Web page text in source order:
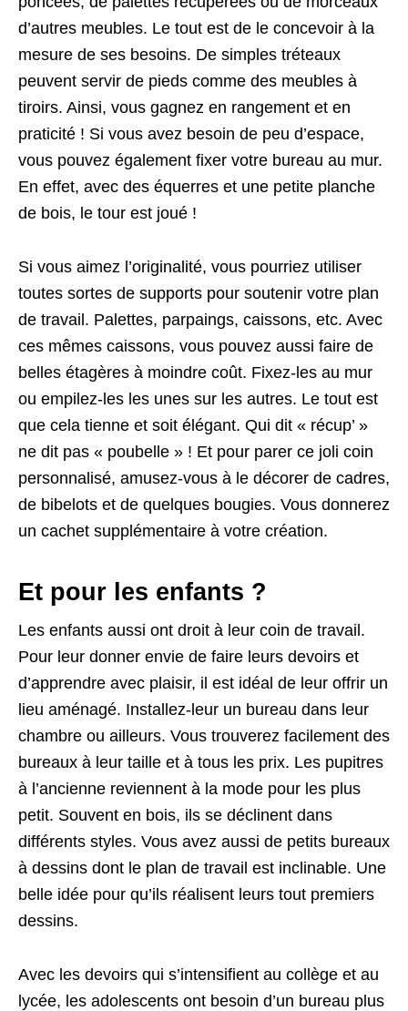
d’autres meubles. Le tout est de le concevoir à la
mesure de ses besoins. De simples tréteaux
peuvent servir de pieds comme des meubles à
tiroirs. Ainsi, vous gagnez en rangement et en
praticité ! Si vous avez besoin de peu d’espace,
vous pouvez également fixer votre bureau au mur.
En effet, avec des équerres et une petite planche
de bois, le tour est joué !
Si vous aimez l’originalité, vous pourriez utiliser
toutes sortes de supports pour soutenir votre plan
de travail. Palettes, parpaings, caissons, etc. Avec
ces mêmes caissons, vous pouvez aussi faire de
belles étagères à moindre coût. Fixez-les au mur
ou empilez-les les unes sur les autres. Le tout est
que cela tienne et soit élégant. Qui dit « récup’ »
ne dit pas « poubelle » ! Et pour parer ce joli coin
personnalisé, amusez-vous à le décorer de cadres,
de bibelots et de quelques bougies. Vous donnerez
un cachet supplémentaire à votre création.
Et pour les enfants ?
Les enfants aussi ont droit à leur coin de travail.
Pour leur donner envie de faire leurs devoirs et
d’apprendre avec plaisir, il est idéal de leur offrir un
lieu aménagé. Installez-leur un bureau dans leur
chambre ou ailleurs. Vous trouverez facilement des
bureaux à leur taille et à tous les prix. Les pupitres
à l’ancienne reviennent à la mode pour les plus
petit. Souvent en bois, ils se déclinent dans
différents styles. Vous avez aussi de petits bureaux
à dessins dont le plan de travail est inclinable. Une
belle idée pour qu’ils réalisent leurs tout premiers
dessins.
Avec les devoirs qui s’intensifient au collège et au
lycée, les adolescents ont besoin d’un bureau plus